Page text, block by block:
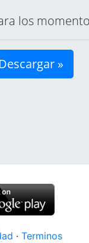
los
Descargar »
· Terminos